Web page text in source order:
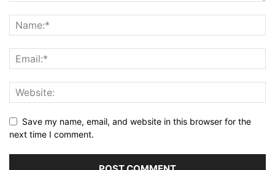
Save my name, email, and website in this browser for the
next time I comment.